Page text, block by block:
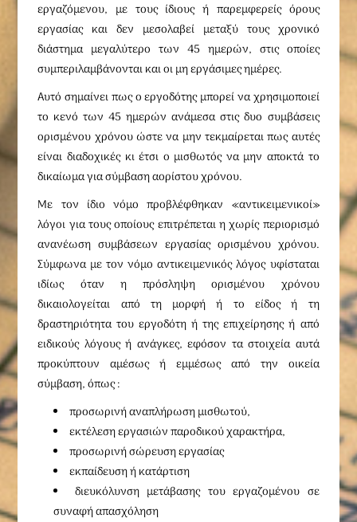
εργαζόμενου, με τους ίδιους ή παρεμφερείς όρους
εργασίας και δεν μεσολαβεί μεταξύ τους χρονικό
διάστημα μεγαλύτερο των 45 ημερών, στις οποίες
συμπεριλαμβάνονται και οι μη εργάσιμες ημέρες.
Αυτό σημαίνει πως ο εργοδότης μπορεί να χρησιμοποιεί
το κενό των 45 ημερών ανάμεσα στις δυο συμβάσεις
ορισμένου χρόνου ώστε να μην τεκμαίρεται πως αυτές
είναι διαδοχικές κι έτσι ο μισθωτός να μην αποκτά το
δικαίωμα για σύμβαση αορίστου χρόνου.
Με τον ίδιο νόμο προβλέφθηκαν «αντικειμενικοί»
λόγοι για τους οποίους επιτρέπεται η χωρίς περιορισμό
ανανέωση συμβάσεων εργασίας ορισμένου χρόνου.
Σύμφωνα με τον νόμο αντικειμενικός λόγος υφίσταται
ιδίως όταν η πρόσληψη ορισμένου χρόνου
δικαιολογείται από τη μορφή ή το είδος ή τη
δραστηριότητα του εργοδότη ή της επιχείρησης ή από
ειδικούς λόγους ή ανάγκες, εφόσον τα στοιχεία αυτά
προκύπτουν αμέσως ή εμμέσως από την οικεία
σύμβαση, όπως :
προσωρινή αναπλήρωση μισθωτού,
εκτέλεση εργασιών παροδικού χαρακτήρα,
προσωρινή σώρευση εργασίας
εκπαίδευση ή κατάρτιση
διευκόλυνση μετάβασης του εργαζομένου σε
συναφή απασχόληση